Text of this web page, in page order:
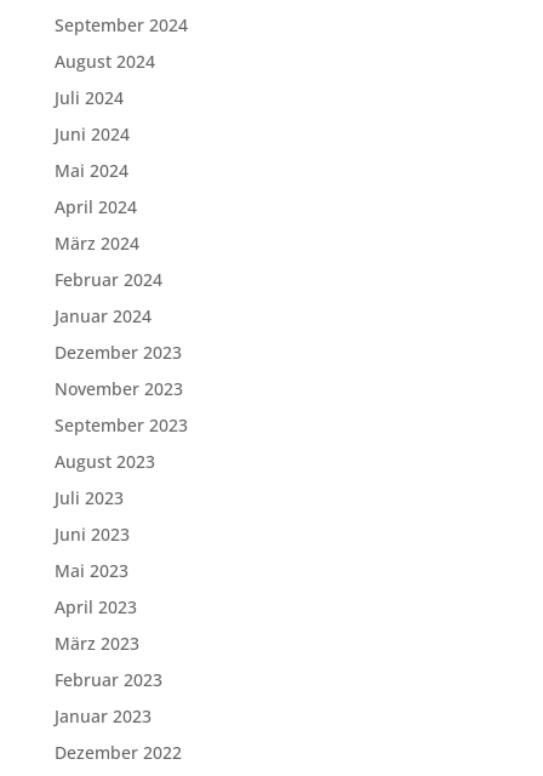
September 2024
August 2024
Juli 2024
Juni 2024
Mai 2024
April 2024
März 2024
Februar 2024
Januar 2024
Dezember 2023
November 2023
September 2023
August 2023
Juli 2023
Juni 2023
Mai 2023
April 2023
März 2023
Februar 2023
Januar 2023
Dezember 2022